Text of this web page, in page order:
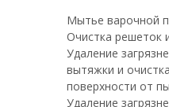
Мытье варочной
Очистка решеток
Удаление
вытяжки и
поверхности от
Удаление